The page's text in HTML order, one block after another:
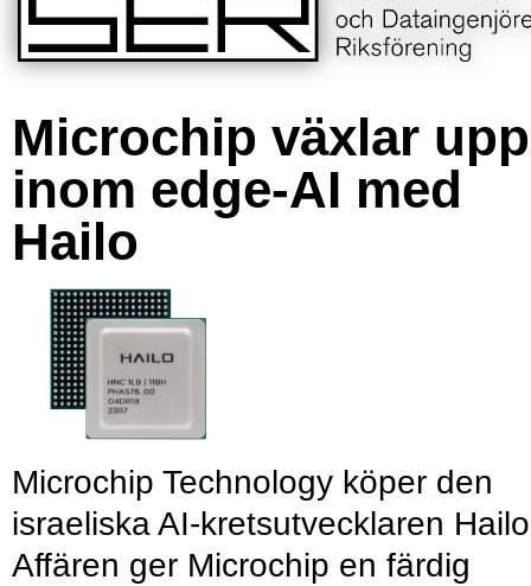
Microchip växlar upp
inom edge-AI med
Hailo
Microchip Technology köper den
israeliska AI-kretsutvecklaren
Affären ger Microchip en färdig